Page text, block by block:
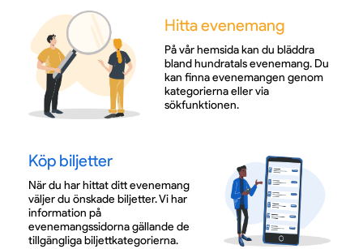
Hitta evenemang
På vår hemsida kan du bläddra
bland hundratals evenemang. Du
kan finna evenemangen genom
kategorierna eller via
sökfunktionen.
Köp biljetter
När du har hittat ditt evenemang
väljer du önskade biljetter. Vi har
information på
evenemangssidorna gällande de
tillgängliga biljettkategorierna.